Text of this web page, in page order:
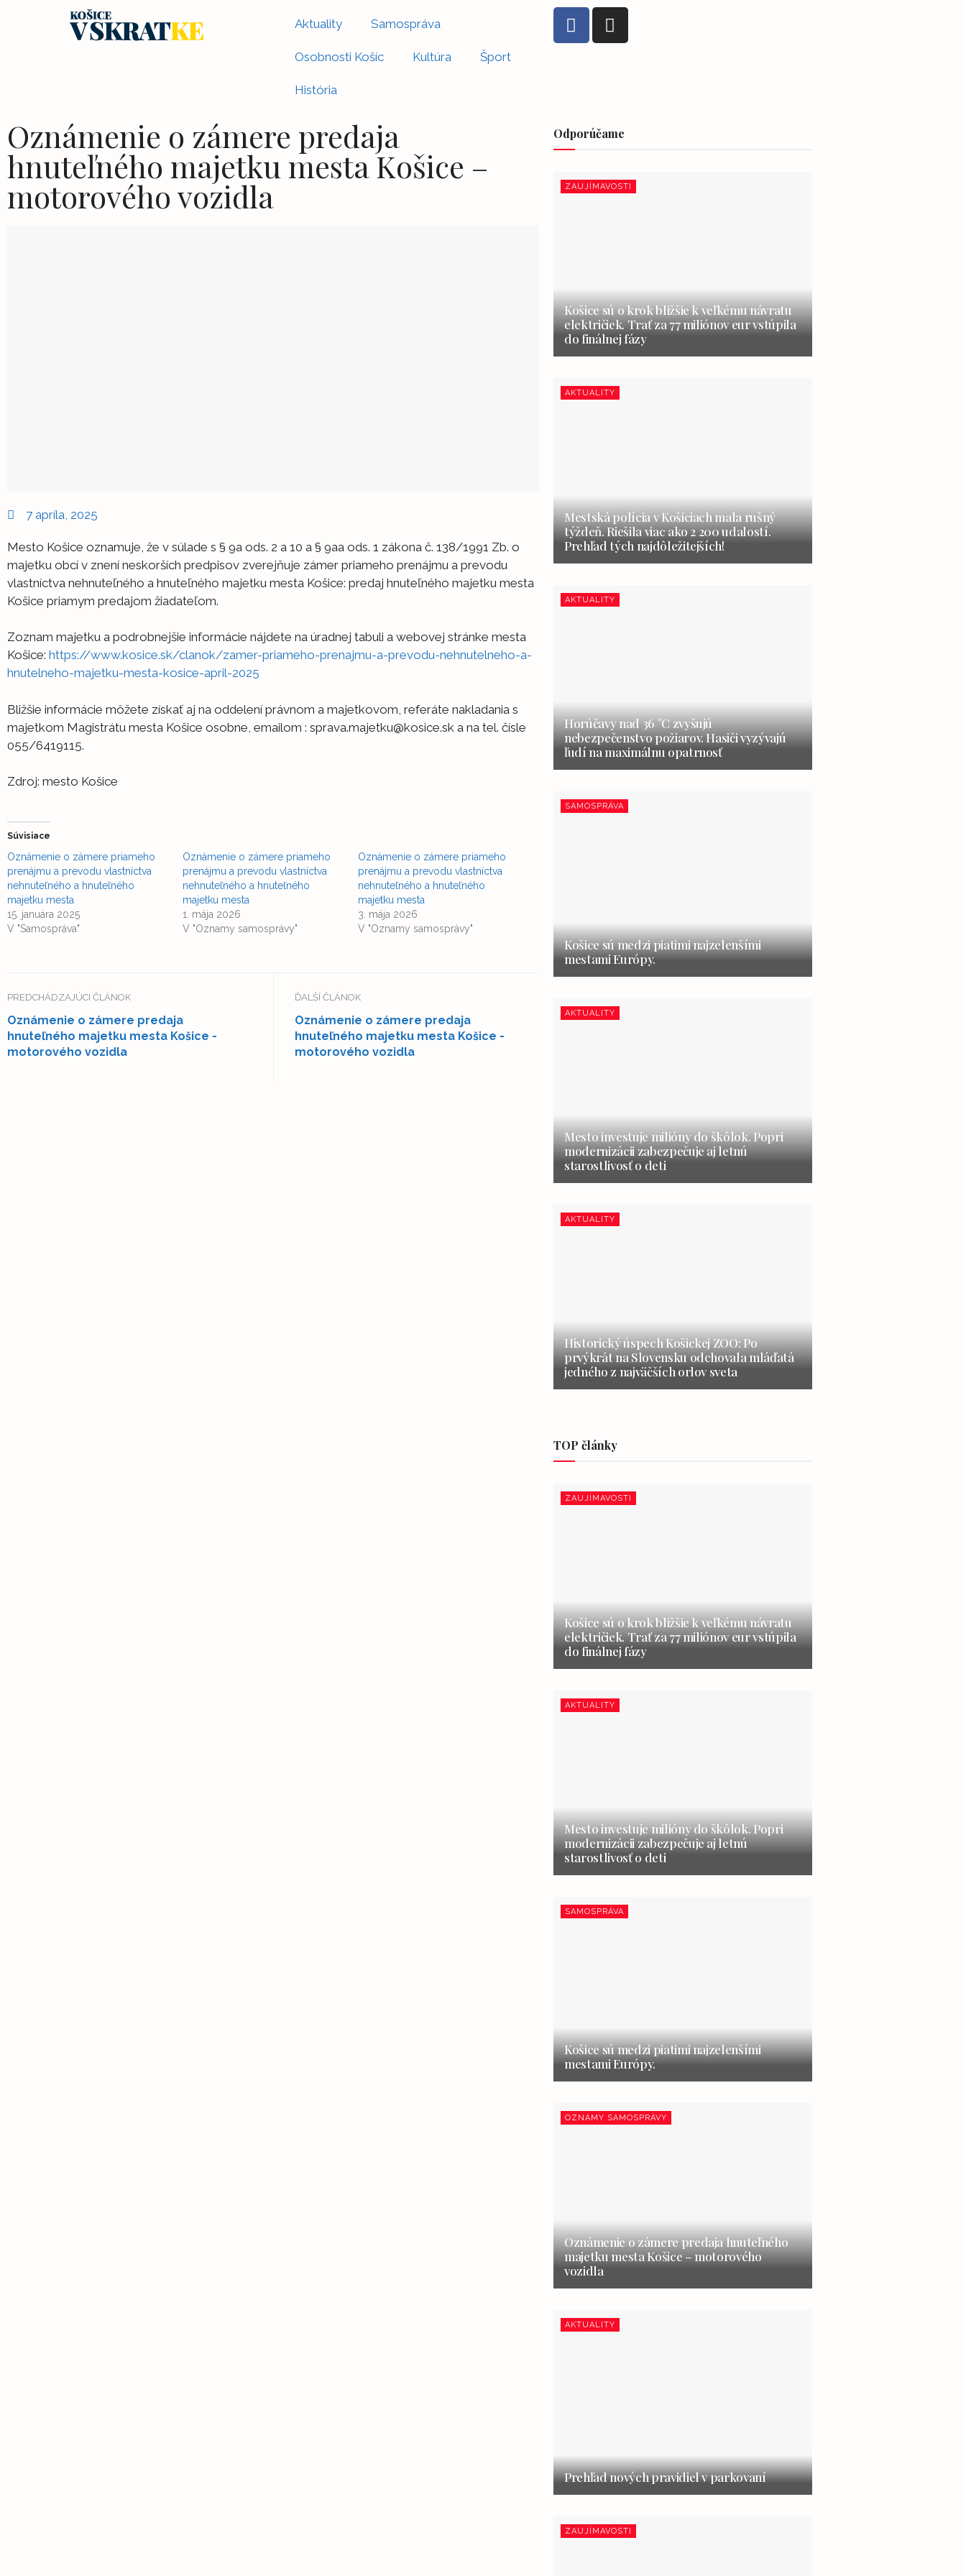
Aktuality Samospráva
Osobnosti Košíc Kultúra Šport
História
Oznámenie o zámere predaja
hnuteľného majetku mesta Košice –
motorového vozidla
7 apríla, 2025
Mesto Košice oznamuje, že v súlade s § 9a ods. 2 a 10 a § 9aa ods. 1 zákona č. 138/1991 Zb. o
majetku obcí v znení neskorších predpisov zverejňuje zámer priameho prenájmu a prevodu
vlastníctva nehnuteľného a hnuteľného majetku mesta Košice: predaj hnuteľného majetku mesta
Košice priamym predajom žiadateľom.
Zoznam majetku a podrobnejšie informácie nájdete na úradnej tabuli a webovej stránke mesta
Košice: https://www.kosice.sk/clanok/zamer-priameho-prenajmu-a-prevodu-nehnutelneho-a-
hnutelneho-majetku-mesta-kosice-april-2025
Bližšie informácie môžete získať aj na oddelení právnom a majetkovom, referáte nakladania s
majetkom Magistrátu mesta Košice osobne, emailom : sprava.majetku@kosice.sk a na tel. čísle
055/6419115.
Zdroj: mesto Košice
Súvisiace
Oznámenie o zámere priameho
prenájmu a prevodu vlastníctva
nehnuteľného a hnuteľného
majetku mesta
15. januára 2025
V "Samospráva"
Oznámenie o zámere priameho
prenájmu a prevodu vlastníctva
nehnuteľného a hnuteľného
majetku mesta
1. mája 2026
V "Oznamy samosprávy"
Oznámenie o zámere priameho
prenájmu a prevodu vlastníctva
nehnuteľného a hnuteľného
majetku mesta
3. mája 2026
V "Oznamy samosprávy"
PREDCHÁDZAJÚCI ČLÁNOK
Oznámenie o zámere predaja
hnuteľného majetku mesta Košice -
motorového vozidla
ĎALŠÍ ČLÁNOK
Oznámenie o zámere predaja
hnuteľného majetku mesta Košice -
motorového vozidla
Odporúčame
ZAUJÍMAVOSTI
Košice sú o krok bližšie k veľkému návratu
električiek. Trať za 77 miliónov eur vstúpila
do finálnej fázy
AKTUALITY
Mestská polícia v Košiciach mala rušný
týždeň. Riešila viac ako 2 200 udalostí.
Prehľad tých najdôležitejších!
AKTUALITY
Horúčavy nad 36 °C zvyšujú
nebezpečenstvo požiarov. Hasiči vyzývajú
ľudí na maximálnu opatrnosť
SAMOSPRÁVA
Košice sú medzi piatimi najzelenšími
mestami Európy.
AKTUALITY
Mesto investuje milióny do škôlok. Popri
modernizácii zabezpečuje aj letnú
starostlivosť o deti
AKTUALITY
Historický úspech Košickej ZOO: Po
prvýkrát na Slovensku odchovala mláďatá
jedného z najväčších orlov sveta
TOP články
ZAUJÍMAVOSTI
Košice sú o krok bližšie k veľkému návratu
električiek. Trať za 77 miliónov eur vstúpila
do finálnej fázy
AKTUALITY
Mesto investuje milióny do škôlok. Popri
modernizácii zabezpečuje aj letnú
starostlivosť o deti
SAMOSPRÁVA
Košice sú medzi piatimi najzelenšími
mestami Európy.
OZNAMY SAMOSPRÁVY
Oznámenie o zámere predaja hnuteľného
majetku mesta Košice – motorového
vozidla
AKTUALITY
Prehľad nových pravidiel v parkovaní
ZAUJÍMAVOSTI